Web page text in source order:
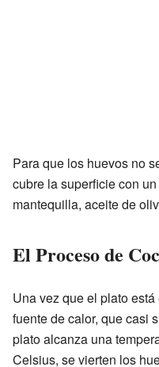
Para que los huevos no
cubre la superficie con
mantequilla, aceite de
El Proceso de
Una vez que el plato
fuente de calor, que casi
plato alcanza una
Celsius, se vierten los